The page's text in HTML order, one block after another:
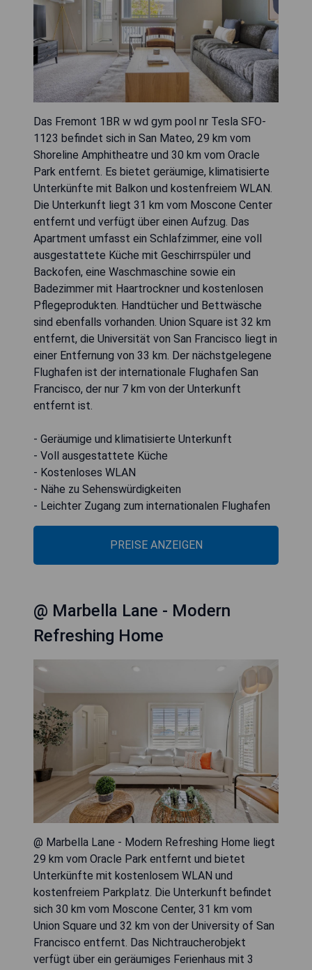
Das Fremont 1BR w wd gym pool nr Tesla SFO-
1123 befindet sich in San Mateo, 29 km vom
Shoreline Amphitheatre und 30 km vom Oracle
Park entfernt. Es bietet geräumige, klimatisierte
Unterkünfte mit Balkon und kostenfreiem WLAN.
Die Unterkunft liegt 31 km vom Moscone Center
entfernt und verfügt über einen Aufzug. Das
Apartment umfasst ein Schlafzimmer, eine voll
ausgestattete Küche mit Geschirrspüler und
Backofen, eine Waschmaschine sowie ein
Badezimmer mit Haartrockner und kostenlosen
Pflegeprodukten. Handtücher und Bettwäsche
sind ebenfalls vorhanden. Union Square ist 32 km
entfernt, die Universität von San Francisco liegt in
einer Entfernung von 33 km. Der nächstgelegene
Flughafen ist der internationale Flughafen San
Francisco, der nur 7 km von der Unterkunft
entfernt ist.
- Geräumige und klimatisierte Unterkunft
- Voll ausgestattete Küche
- Kostenloses WLAN
- Nähe zu Sehenswürdigkeiten
- Leichter Zugang zum internationalen Flughafen
PREISE ANZEIGEN
@ Marbella Lane - Modern
Refreshing Home
@ Marbella Lane - Modern Refreshing Home liegt
29 km vom Oracle Park entfernt und bietet
Unterkünfte mit kostenlosem WLAN und
kostenfreiem Parkplatz. Die Unterkunft befindet
sich 30 km vom Moscone Center, 31 km vom
Union Square und 32 km von der University of San
Francisco entfernt. Das Nichtraucherobjekt
verfügt über ein geräumiges Ferienhaus mit 3